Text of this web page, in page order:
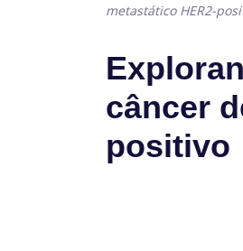
metastático HER2-
câncer
positivo